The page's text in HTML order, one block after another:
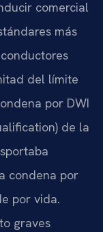
comercial
más
del límite
por DWI
de la
condena por
por vida.
graves